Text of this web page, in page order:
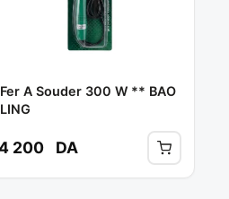
Fer A Souder 300 W ** BAO
LING
200 DA